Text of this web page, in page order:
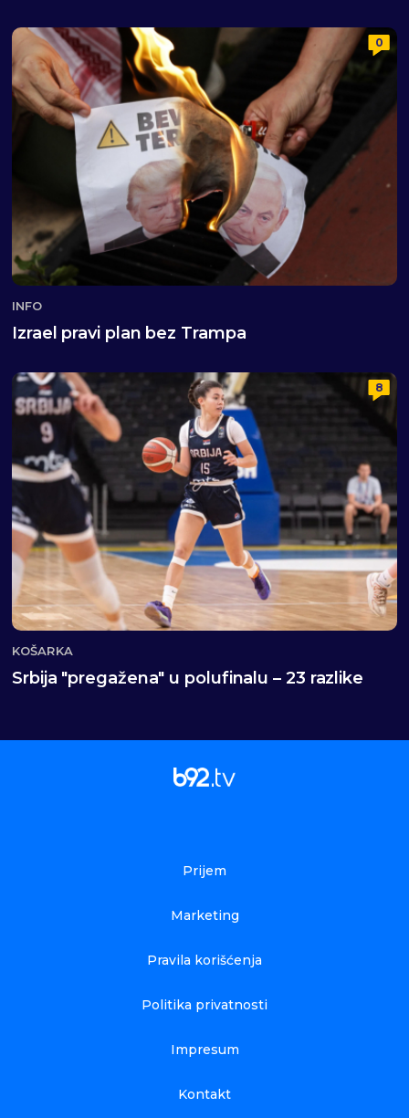
0
INFO
Izrael pravi plan bez Trampa
8
KOŠARKA
Srbija "pregažena" u polufinalu – 23 razlike
Prijem
Marketing
Pravila korišćenja
Politika privatnosti
Impresum
Kontakt